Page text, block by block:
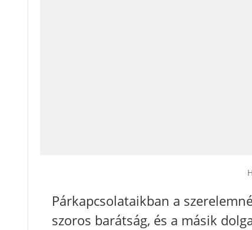
Párkapcsolataikban a
szoros barátság, és a másik